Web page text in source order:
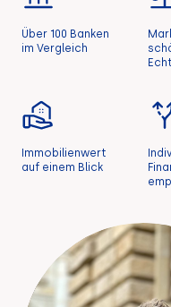
Über 100 Banken
im Vergleich
Immobilienwert
auf einem Blick